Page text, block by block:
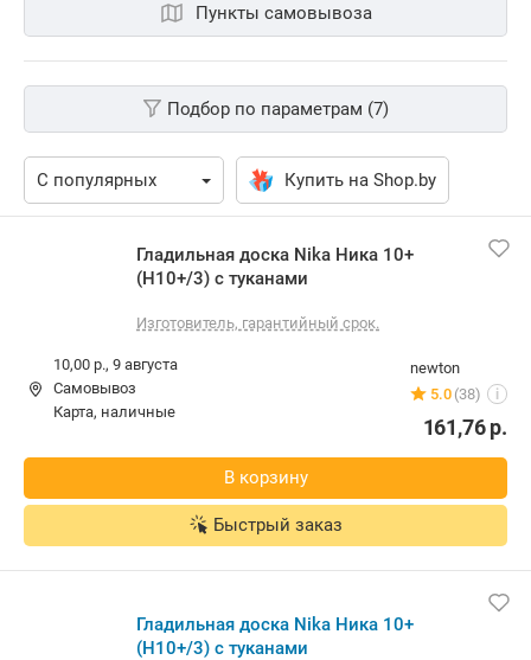
Пункты самовывоза
Подбор по параметрам (7)
Купить на Shop.by
Гладильная доска Nika Ника 10+
(Н10+/3) с туканами
Изготовитель, гарантийный срок.
newton
5.0 (38) i
10,00 р., 9 августа
Самовывоз
карта, наличные
161,76р.
В корзину
Быстрый заказ
Гладильная доска Nika Ника 10+
(Н10+/3) с туканами